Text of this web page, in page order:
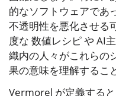
的なソフトウェアであ
不透明性を悪化させる
度な 数値レシピ や AI
織内の人々がこれらの
果の意味を理解するこ
Vermorel が定義する